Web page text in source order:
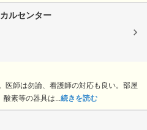
ルセンター
医師は勿論、看護師の対応も良い。部屋
素等の器具は... 続きを読む